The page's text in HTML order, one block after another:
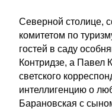
Северной столице,
комитетом по
гостей в саду
Контридзе, а Павел
светского
интеллигенцию о
Барановская с